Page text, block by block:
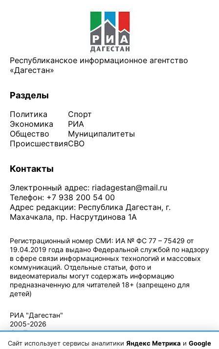
Республиканское информационное агентство
«Дагестан»
Разделы
Политика
Экономика
Общество
Происшествия
Спорт
РИА
Муниципалитеты
СВО
Контакты
Электронный адрес: riadagestan@mail.ru
Телефон: +7 938 200 54 00
Адрес редакции: Республика Дагестан, г.
Махачкала, пр. Насрутдинова 1А
Регистрационный номер СМИ: ИА № ФС 77 – 75429 от
19.04.2019 года выдано Федеральной службой по надзору
в сфере связи информационных технологий и массовых
коммуникаций. Отдельные статьи, фото и
видеоматериалы могут содержать информацию
предназначенную для читателей 18+ (запрещено для
детей)
РИА "Дагестан"
2005-2026
© - Правила
использования
Сайт использует сервисы аналитики Яндекс Метрика и Google